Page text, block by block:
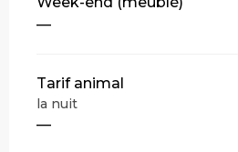
—
Tarif animal
la nuit
—